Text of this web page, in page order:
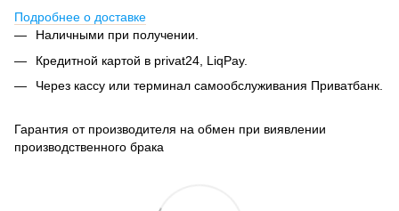
Подробнее о доставке
Наличными при получении.
Кредитной картой в privat24, LiqPay.
Через кассу или терминал самообслуживания Приватбанк.
Гарантия от производителя на обмен при виявлении
производственного брака